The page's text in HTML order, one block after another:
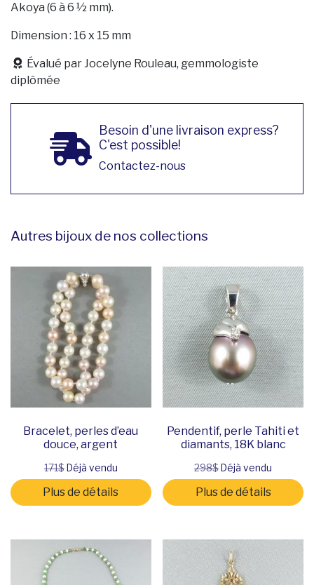
Akoya (6 à 6 ½ mm).
Dimension : 16 x 15 mm
Évalué par Jocelyne Rouleau, gemmologiste
diplômée
Besoin d'une livraison express?
C'est possible!
Contactez-nous
Autres bijoux de nos collections
Bracelet, perles d’eau
douce, argent
171$Déjà vendu
Plus de détails
Pendentif, perle Tahiti et
diamants, 18K blanc
298$Déjà vendu
Plus de détails